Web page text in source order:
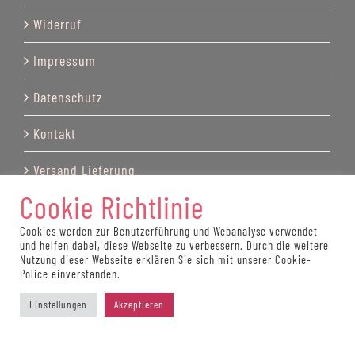
Widerruf
Impressum
Datenschutz
Kontakt
Versand Lieferung
© Copyright by Katrin Recktenwald 2025
Cookie Richtlinie
Cookies werden zur Benutzerführung und Webanalyse verwendet
und helfen dabei, diese Webseite zu verbessern. Durch die weitere
Nutzung dieser Webseite erklären Sie sich mit unserer Cookie-
Police einverstanden.
Einstellungen Akzeptieren